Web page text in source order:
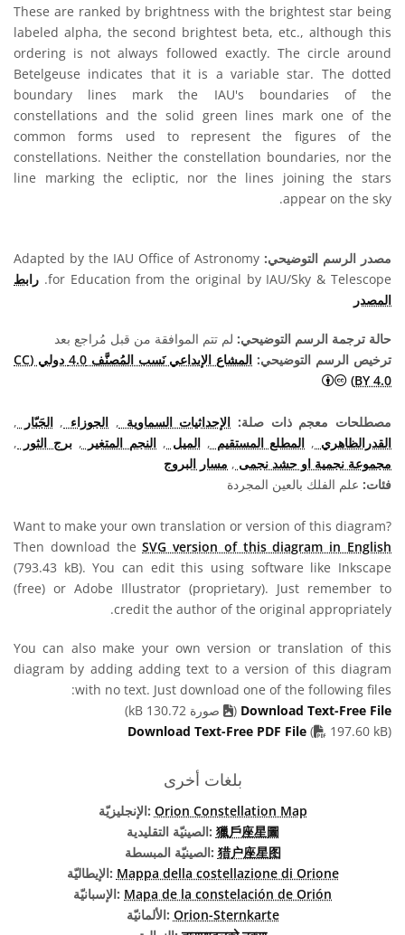
These are ranked by brightness with the brightest star being
labeled alpha, the second brightest beta, etc., although this
ordering is not always followed exactly. The circle around
Betelgeuse indicates that it is a variable star. The dotted
boundary lines mark the IAU's boundaries of the
constellations and the solid green lines mark one of the
common forms used to represent the figures of the
constellations. Neither the constellation boundaries, nor the
line marking the ecliptic, nor the lines joining the stars
appear on the sky.
مصدر الرسم التوضيحي: Adapted by the IAU Office of Astronomy
for Education from the original by IAU/Sky & Telescope. رابط
المصدر
حالة ترجمة الرسم التوضيحي: لم تتم الموافقة من قبل مُراجع بعد
ترخيص الرسم التوضيحي:
المشاع الإبداعي نَسب المُصنَّف 4.0 دولي (CC
BY 4.0)
المشاع الإبداعي نَسب المُصنَّف 4.0 دولي (CC BY 4.0) أيقونات
مصطلحات معجم ذات صلة: الإحداثيات السماوية , الجوزاء ,الجَبّار ,
القدرالظاهري , المطلع المستقيم ,الميل , النجم المتغير ,برج الثور ,
مجموعة نجمية او حشد نجمى , مسار البروج
فئات: علم الفلك بالعين المجردة
Want to make your own translation or version of this diagram?
Then download theSVG version of this diagram in English
(793.43 kB). You can edit this using software like Inkscape
(free) or Adobe Illustrator (proprietary). Just remember to
credit the author of the original appropriately.
You can also make your own version or translation of this
diagram by adding adding text to a version of this diagram
with no text. Just download one of the following files:
Download Text-Free File
(
صورة 130.72 kB)
Download Text-Free PDF File (
PDF file 197.60 kB)
بلغات أخرى
الإنجليزيّة: Orion Constellation Map
الصينيّة التقليدية: 獵戶座星圖
الصينيّة المبسطة: 猎户座星图
الإيطاليّة: Mappa della costellazione di Orione
الإسبانيّة: Mapa de la constelación de Orión
الألمانيّة: Orion-Sternkarte